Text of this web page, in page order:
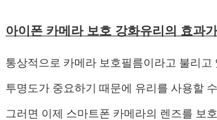
아이폰 카메라 보호 강화유리의 효과
통상적으로 카메라 보호필름이라고 불리
투명도가 중요하기 때문에 유리를 사용할
그러면 이제 스마트폰 카메라의 렌즈를 보